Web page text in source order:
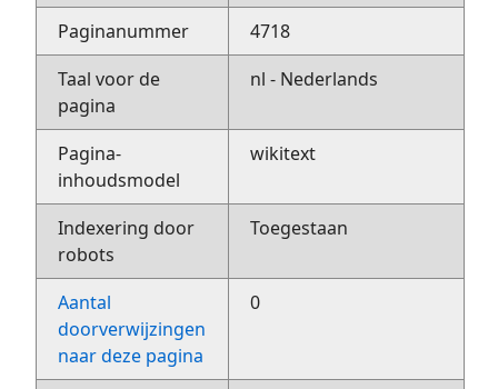
Paginanummer
4718
Taal voor de
pagina
nl - Nederlands
Pagina-
inhoudsmodel
wikitext
Indexering door
robots
Toegestaan
Aantal
doorverwijzingen
naar deze pagina
0